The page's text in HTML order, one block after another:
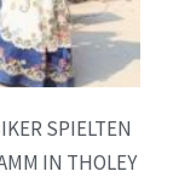
SPIELTEN
IN THOLEY